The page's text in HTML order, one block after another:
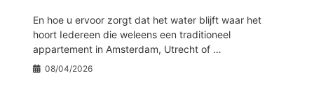
En hoe u ervoor zorgt dat het water blijft waar het
hoort Iedereen die weleens een traditioneel
appartement in Amsterdam, Utrecht of …
08/04/2026